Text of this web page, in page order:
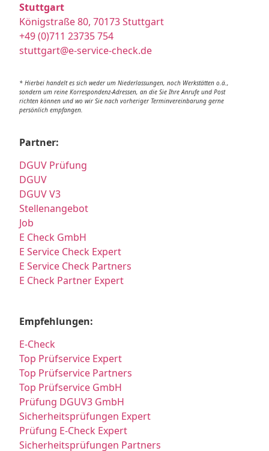
Stuttgart
Königstraße 80, 70173 Stuttgart
+49 (0)711 23735 754
stuttgart@e-service-check.de
* Hierbei handelt es sich weder um Niederlassungen, noch Werkstätten o.ä.,
sondern um reine Korrespondenz-Adressen, an die Sie Ihre Anrufe und Post
richten können und wo wir Sie nach vorheriger Terminvereinbarung gerne
persönlich empfangen.
Partner:
DGUV Prüfung
DGUV
DGUV V3
Stellenangebot
Job
E Check GmbH
E Service Check Expert
E Service Check Partners
E Check Partner Expert
Empfehlungen:
E-Check
Top Prüfservice Expert
Top Prüfservice Partners
Top Prüfservice GmbH
Prüfung DGUV3 GmbH
Sicherheitsprüfungen Expert
Prüfung E-Check Expert
Sicherheitsprüfungen Partners